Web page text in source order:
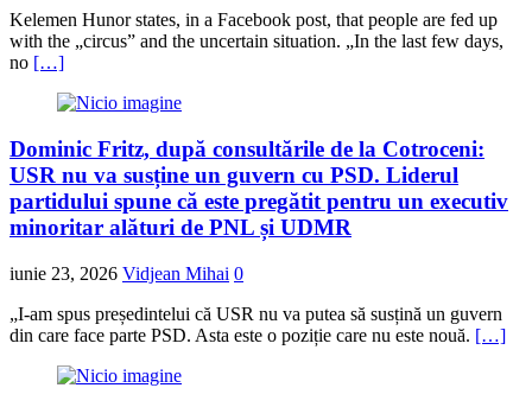
Kelemen Hunor states, in a Facebook post, that people are fed up
with the „circus” and the uncertain situation. „In the last few days,
no […]
Dominic Fritz, după consultările de la Cotroceni:
USR nu va susține un guvern cu PSD. Liderul
partidului spune că este pregătit pentru un executiv
minoritar alături de PNL și UDMR
iunie 23, 2026 Vidjean Mihai 0
„I-am spus președintelui că USR nu va putea să susțină un guvern
din care face parte PSD. Asta este o poziție care nu este nouă. […]